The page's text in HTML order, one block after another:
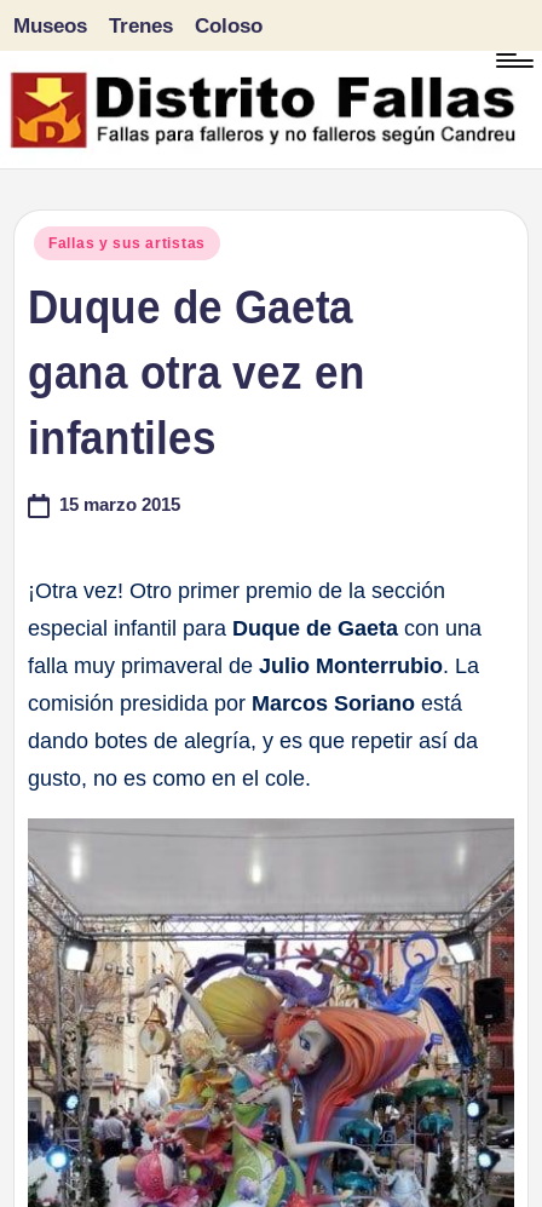
Saltar
al
Museos Trenes Coloso
Publicado
Fallas y sus artistas
Duque de Gaeta
gana otra vez en
infantiles
15 marzo 2015
¡Otra vez! Otro primer premio de la sección
especial infantil para Duque de Gaeta con una
falla muy primaveral deJulio Monterrubio. La
comisión presidida por Marcos Soriano está
dando botes de alegría, y es que repetir así da
gusto, no es como en el cole.